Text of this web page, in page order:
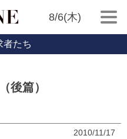
8/6(木)
たち
後篇）
2010/11/17